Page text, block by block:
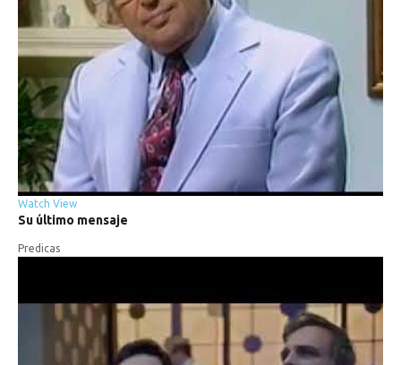
Watch View
Su último mensaje
Predicas